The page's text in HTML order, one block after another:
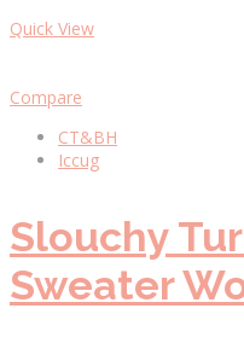
Quick View
Compare
CT&BH
Iccug
Slouchy
Sweater